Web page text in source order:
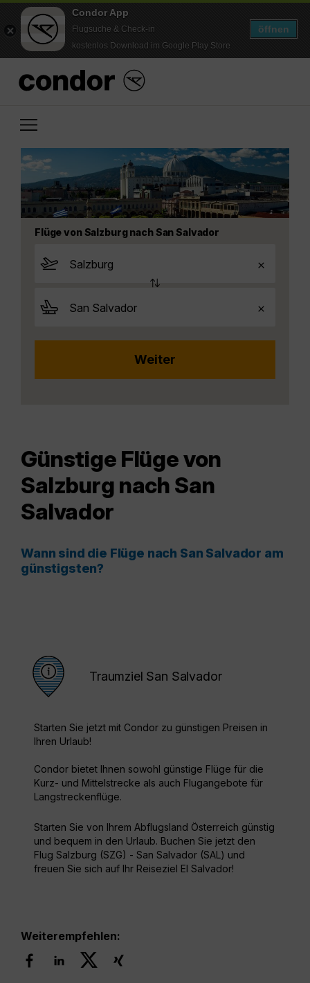
Condor App
Flugsuche & Check-in
kostenlos Download im Google Play Store
öffnen
Flüge von Salzburg nach San Salvador
Günstige Flüge von
Salzburg nach San
Salvador
Wann sind die Flüge nach San Salvador am
günstigsten?
Traumziel San Salvador
Starten Sie jetzt mit Condor zu günstigen Preisen in
Ihren Urlaub!
Condor bietet Ihnen sowohl günstige Flüge für die
Kurz- und Mittelstrecke als auch Flugangebote für
Langstreckenflüge.
Starten Sie von Ihrem Abflugsland Österreich günstig
und bequem in den Urlaub. Buchen Sie jetzt den
Flug Salzburg (SZG) - San Salvador (SAL) und
freuen Sie sich auf Ihr Reiseziel El Salvador!
Weiterempfehlen: